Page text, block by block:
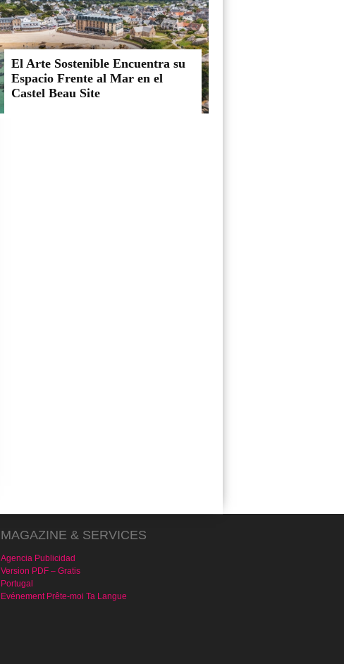
El Arte Sostenible Encuentra su
Espacio Frente al Mar en el
Castel Beau Site
MAGAZINE & SERVICES
Agencia Publicidad
Version PDF – Gratis
Portugal
Evénement Prête-moi Ta Langue